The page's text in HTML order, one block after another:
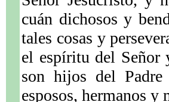
cuán dichosos y
tales cosas y
el espíritu del Señor
son hijos del
esposos, hermanos y